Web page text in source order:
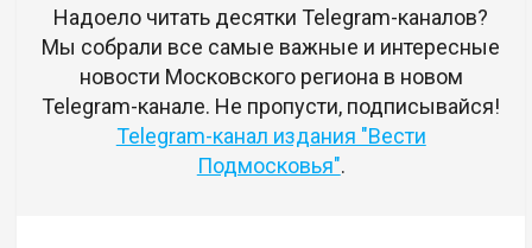
Надоело читать десятки Telegram-каналов?
Мы собрали все самые важные и интересные
новости Московского региона в новом
Telegram-канале. Не пропусти, подписывайся!
Telegram-канал издания "Вести
Подмосковья".